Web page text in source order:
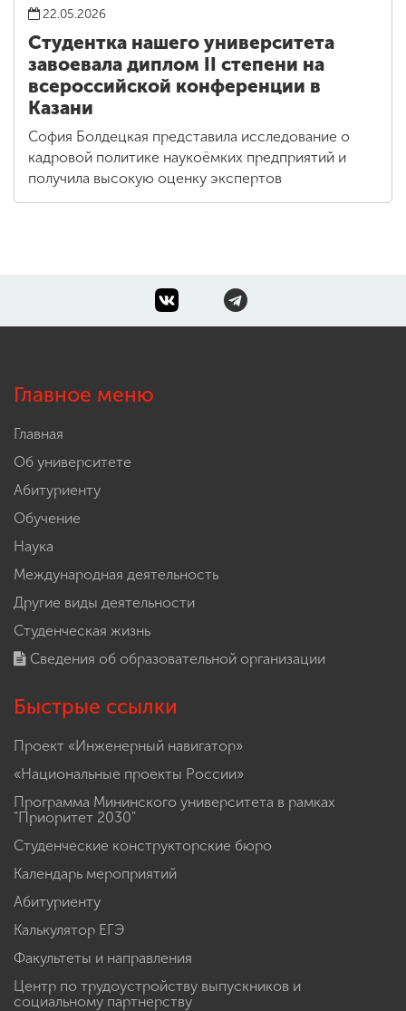
22.05.2026
Студентка нашего университета
завоевала диплом II степени на
всероссийской конференции в
Казани
София Болдецкая представила исследование о
кадровой политике наукоёмких предприятий и
получила высокую оценку экспертов
Главное меню
Главная
Об университете
Абитуриенту
Обучение
Наука
Международная деятельность
Другие виды деятельности
Студенческая жизнь
Сведения об образовательной организации
Быстрые ссылки
Проект «Инженерный навигатор»
«Национальные проекты России»
Программа Мининского университета в рамках
"Приоритет 2030"
Студенческие конструкторские бюро
Календарь мероприятий
Абитуриенту
Калькулятор ЕГЭ
Факультеты и направления
Центр по трудоустройству выпускников и
социальному партнерству